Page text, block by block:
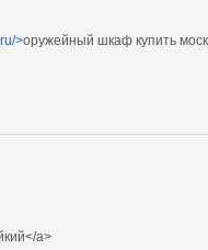
>оружейный шкаф купить
a>